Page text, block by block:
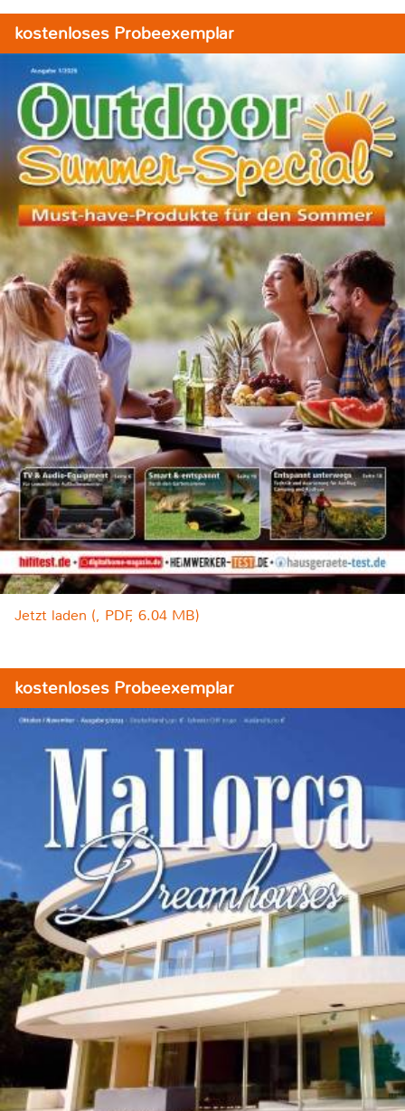
kostenloses Probeexemplar
Jetzt laden (, PDF, 6.04 MB)
kostenloses Probeexemplar